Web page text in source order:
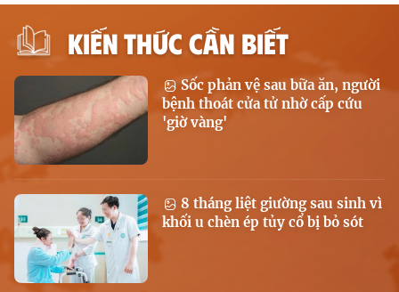
KIẾN THỨC CẦN BIẾT
Sốc phản vệ sau bữa ăn, người
bệnh thoát cửa tử nhờ cấp cứu
'giờ vàng'
8 tháng liệt giường sau sinh vì
khối u chèn ép tủy cổ bị bỏ sót